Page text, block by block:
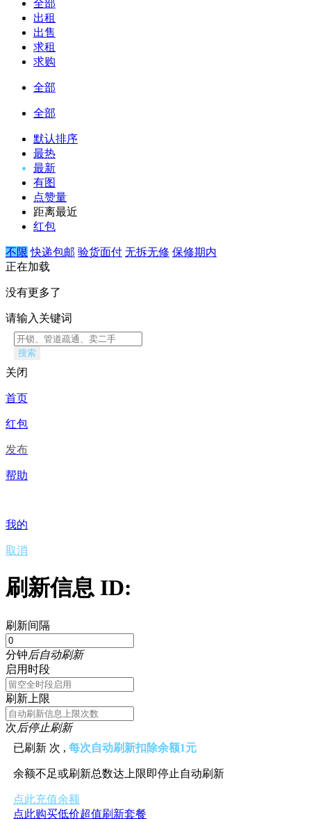
全部
出租
出售
求租
求购
全部
全部
默认排序
最热
最新
有图
点赞量
距离最近
红包
不限 快递包邮 验货面付 无拆无修 保修期内
正在加载
没有更多了
请输入关键词
搜索
关闭
首页
红包
发布
帮助
我的
取消
刷新信息 ID:
刷新间隔
分钟后自动刷新
启用时段
刷新上限
次后停止刷新
已刷新 次 ,每次自动刷新扣除余额1元
余额不足或刷新总数达上限即停止自动刷新
点此充值余额
点此购买低价超值刷新套餐